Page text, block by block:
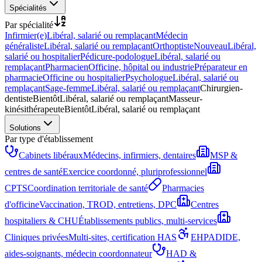
Spécialités
Par spécialité
Infirmier(e)Libéral, salarié ou remplaçantMédecin
généralisteLibéral, salarié ou remplaçantOrthoptisteNouveauLibéral,
salarié ou hospitalierPédicure-podologueLibéral, salarié ou
remplaçantPharmacienOfficine, hôpital ou industriePréparateur en
pharmacieOfficine ou hospitalierPsychologueLibéral, salarié ou
remplaçantSage-femmeLibéral, salarié ou remplaçantChirurgien-
dentisteBientôtLibéral, salarié ou remplaçantMasseur-
kinésithérapeuteBientôtLibéral, salarié ou remplaçant
Solutions
Par type d'établissement
Cabinets libérauxMédecins, infirmiers, dentaires
MSP &
centres de santéExercice coordonné, pluriprofessionnel
CPTSCoordination territoriale de santé
Pharmacies
d'officineVaccination, TROD, entretiens, DPC
Centres
hospitaliers & CHUÉtablissements publics, multi-services
Cliniques privéesMulti-sites, certification HAS EHPADIDE,
aides-soignants, médecin coordonnateur
HAD &